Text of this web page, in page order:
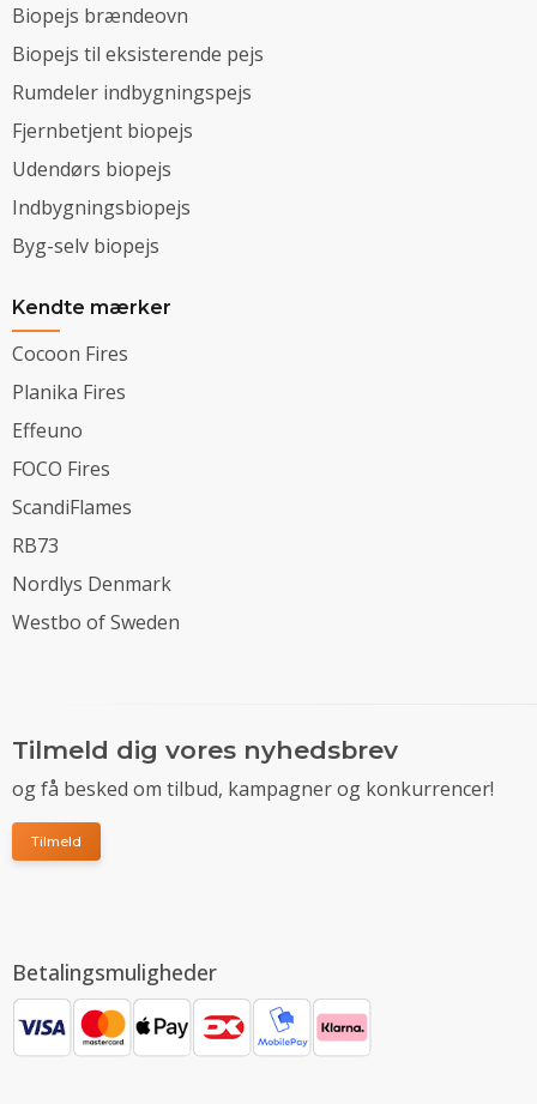
Biopejs brændeovn
Biopejs til eksisterende pejs
Rumdeler indbygningspejs
Fjernbetjent biopejs
Udendørs biopejs
Indbygningsbiopejs
Byg-selv biopejs
Kendte mærker
Cocoon Fires
Planika Fires
Effeuno
FOCO Fires
ScandiFlames
RB73
Nordlys Denmark
Westbo of Sweden
Tilmeld dig vores nyhedsbrev
og få besked om tilbud, kampagner og konkurrencer!
Tilmeld
Betalingsmuligheder